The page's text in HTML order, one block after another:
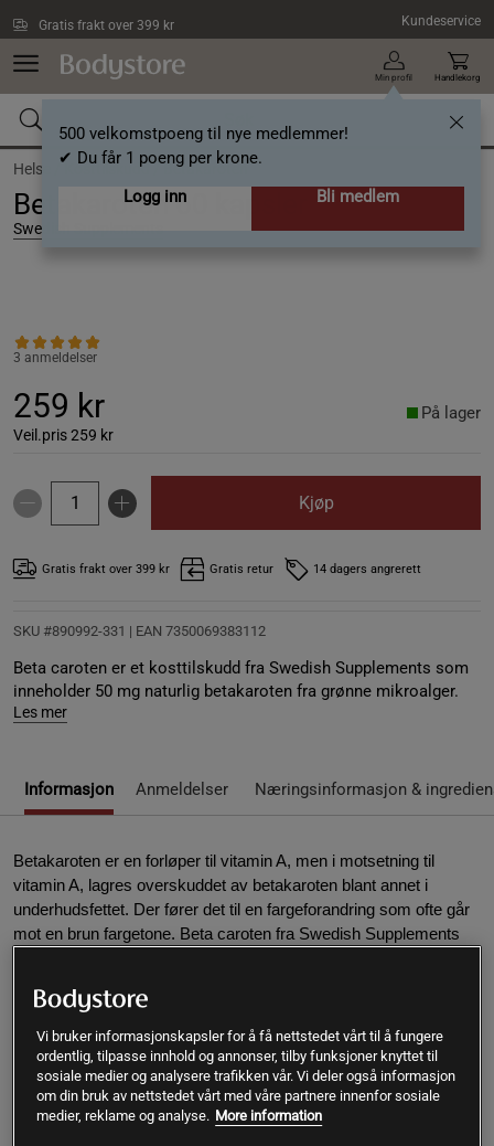
Gratis frakt over 399 kr Kundeservice
Min profil
500 velkomstpoeng til nye medlemmer!
✔ Du får 1 poeng per krone.
Logg inn
Bli medlem
Handlekorg
Helse / Kosttilskudd /Betakaroten
Betakaroten 60 kapsler
Swedish Supplements
3 anmeldelser
259 kr
Veil.pris259 kr
På lager
Kjøp
Gratis frakt over 399 kr Gratis retur 14 dagers angrerett
SKU #890992-331 | EAN 7350069383112
Beta caroten er et kosttilskudd fra Swedish Supplements som
inneholder 50 mg naturlig betakaroten fra grønne mikroalger.
Les mer
Informasjon Anmeldelser Næringsinformasjon &
Betakaroten er en forløper til vitamin A, men i motsetning til
vitamin A, lagres overskuddet av betakaroten blant annet i
underhudsfettet. Der fører det til en fargeforandring som ofte går
mot en brun fargetone. Beta caroten fra Swedish Supplements
50 mg betakaroten per kapsel
Betakaroten fra grønne mikroalger
Hele 60 dagers forbruk
Vi bruker informasjonskapsler for å få nettstedet vårt til å fungere
ordentlig, tilpasse innhold og annonser, tilby funksjoner knyttet til
sosiale medier og analysere trafikken vår. Vi deler også informasjon
om din bruk av nettstedet vårt med våre partnere innenfor sosiale
medier, reklame og analyse. More information